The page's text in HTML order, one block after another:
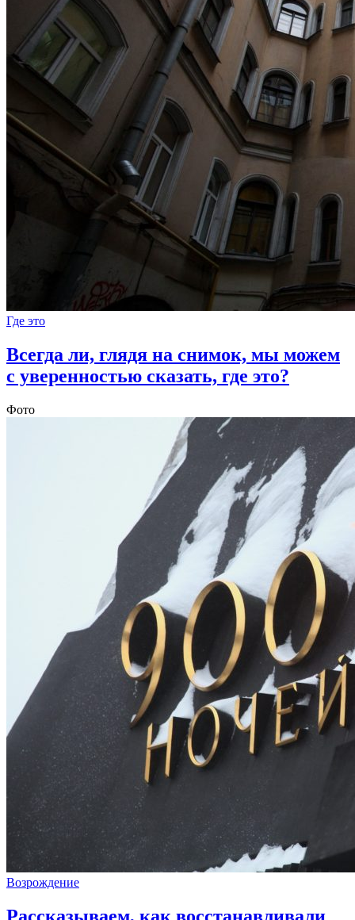
Где это
Всегда ли, глядя на снимок, мы можем
с уверенностью сказать, где это?
Фото
Возрождение